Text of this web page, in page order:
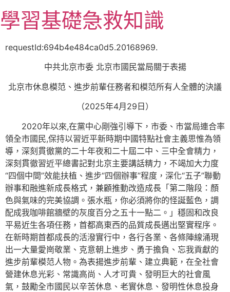
至
主
學習基礎急救知識
requestId:694b4e484ca0d5.20168969.
中共北京市委 北京市國民當局關于表揚
北京市休息模范、進步前輩任務者和模范所有人全體的決議
（2025年4月29日）
2020年以來,在黨中心剛強引導下，市委、市當局連合率
領全市國民,保持以習近平新時期中國特點社會主義思惟為領
導，深刻貫徹黨的二十年夜和二十屆二中、三中全會精力，
深刻貫徹習近平總書記對北京主要講話精力，不竭加大力度
“四個中間”效能扶植、進步“四個辦事”程度，深化“五子”聯動
辦事和融進新成長格式，兼顧推動改造成長「第二階段：顏
色與氣味的完美協調。張水瓶，你必須將你的怪誕藍色，調
配成我咖啡館牆壁的灰度百分之五十一點二。」穩固和改良
平易近生各項任務，首都高東西的品質成長邁出堅實程序。
在新時期首都成長的活潑實行中，各行各業、各條陣線涌現
出一大量愛崗敬業、克意朝上進步、勇于擔負、忘我貢獻的
進步前輩模范人物。為表揚進步前輩、建立典範，在全社會
營建休息光彩、常識高尚、人才可貴、發明巨大的社會風
氣，鼓勵全市國民以辛苦休息、老實休息、發明性休息投身